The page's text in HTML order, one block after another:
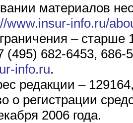
материалов
www.insur-info.ru/
– старше
(495) 682-6453, 686-
info.ru.
редакции –
о регистрации
2006 года.